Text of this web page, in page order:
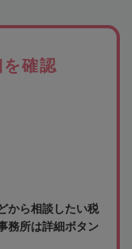
確認
から相談したい税
務所は詳細ボタン